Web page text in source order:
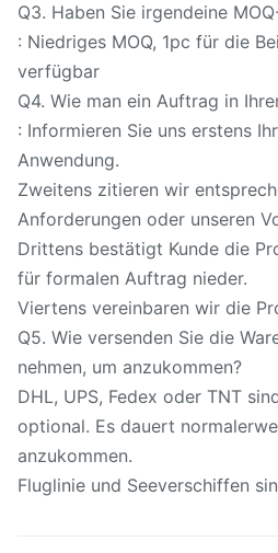
Q3. Haben Sie irgendeine
: Niedriges MOQ, 1pc für die
verfügbar
Q4. Wie man ein Auftrag in
: Informieren Sie uns erstens
Anwendung.
Zweitens zitieren wir
Anforderungen oder unseren
Drittens bestätigt Kunde die
für formalen Auftrag nieder.
Viertens vereinbaren wir die
Q5. Wie versenden Sie die
nehmen, um anzukommen?
DHL, UPS, Fedex oder TNT
optional. Es dauert
anzukommen.
Fluglinie und Seeverschiffen